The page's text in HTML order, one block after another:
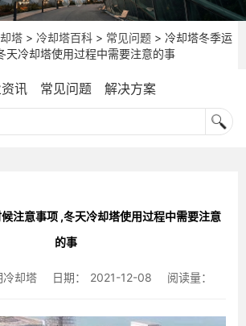
塔 > 冷却塔百科 > 常见问题 > 冷却塔冬季运
天冷却塔使用过程中需要注意的事
讯 常见问题 解决方案
注意事项 ,冬天冷却塔使用过程中需要注意
的事
冷却塔 日期： 2021-12-08 阅读量：